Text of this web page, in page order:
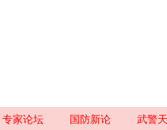
专家论坛 国防新论 武警